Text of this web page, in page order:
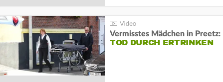
Vermisstes Mädchen in Preetz:
TOD DURCH ERTRINKEN